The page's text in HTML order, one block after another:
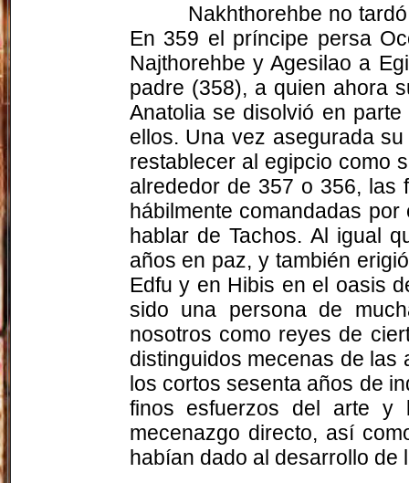
Nakhthorehbe no
En 359 el príncipe persa
Najthorehbe y Agesilao a
padre (358), a quien ahora
Anatolia se disolvió en
ellos. Una vez asegurada
restablecer al egipcio como
alrededor de 357 o 356, las
hábilmente comandadas
hablar de Tachos. Al igual
años en paz, y también
Edfu y en Hibis en el oasis
sido una persona de
nosotros como reyes de
distinguidos mecenas de las
los cortos sesenta años de
finos esfuerzos del arte y
mecenazgo directo, así
habían dado al desarrollo de